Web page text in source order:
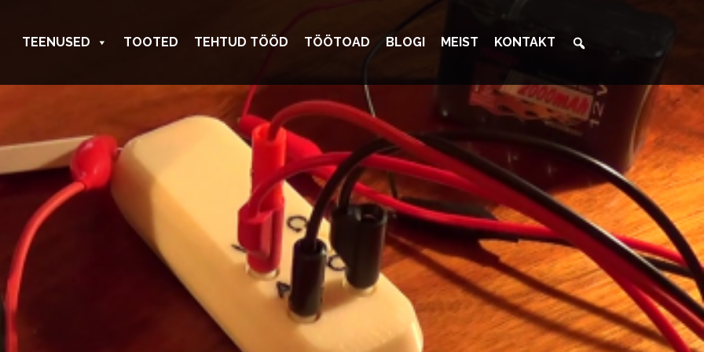
TEENUSED TOOTED TEHTUD TÖÖD TÖÖTOAD BLOGI MEIST KONTAKT